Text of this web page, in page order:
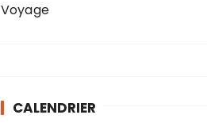
Voyage
CALENDRIER